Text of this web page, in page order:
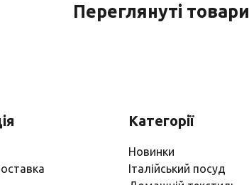
Переглянуті товари
Категорії
Новинки
Італійський посуд